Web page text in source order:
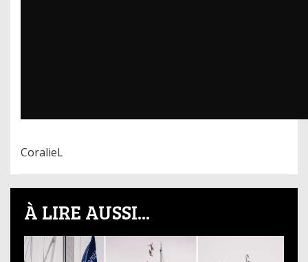
CoralieL
À LIRE AUSSI...